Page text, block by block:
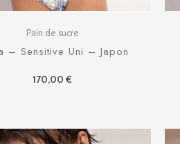
Pain de sucre
– Sensitive Uni – Japon
170,00 €